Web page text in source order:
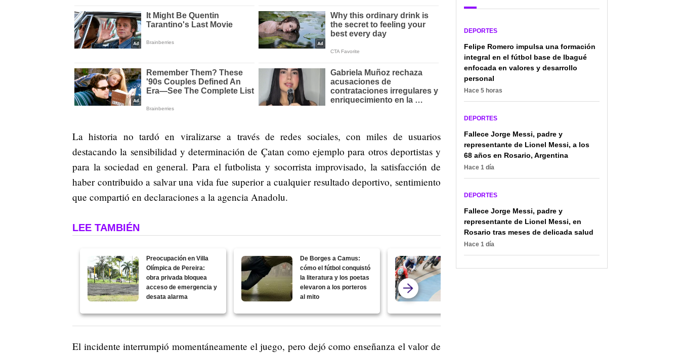
La historia no tardó en viralizarse a través de redes sociales, con miles de usuarios
destacando la sensibilidad y determinación de Çatan como ejemplo para otros deportistas y
para la sociedad en general. Para el futbolista y socorrista improvisado, la satisfacción de
haber contribuido a salvar una vida fue superior a cualquier resultado deportivo, sentimiento
que compartió en declaraciones a la agencia Anadolu.
LEE TAMBIÉN
Preocupación en Villa
Olímpica de Pereira:
obra privada bloquea
acceso de emergencia y
desata alarma
De Borges a Camus:
cómo el fútbol conquistó
la literatura y los poetas
elevaron a los porteros
al mito
Panamericano de
sentida: el homenaje a
El incidente interrumpió momentáneamente el juego, pero dejó como enseñanza el valor de
DEPORTES
Felipe Romero impulsa una formación
integral en el fútbol base de Ibagué
enfocada en valores y desarrollo
personal
Hace 5 horas
DEPORTES
Fallece Jorge Messi, padre y
representante de Lionel Messi, a los
68 años en Rosario, Argentina
Hace 1 día
DEPORTES
Fallece Jorge Messi, padre y
representante de Lionel Messi, en
Rosario tras meses de delicada salud
Hace 1 día